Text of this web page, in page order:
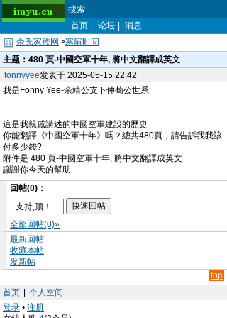
搜索
首页
论坛
消息
余氏家族网 >寒暄时间
主题： 480 頁-中國空軍十年, 將中文翻譯成英文
fonnyyee发表于 2025-05-15 22:42
我是Fonny Yee-余靖公支下仲荀公世系
這是我親戚講述的中國空軍建設的歷史
你能翻譯《中國空軍十年》嗎？總共480頁，請告訴我我該
付多少錢?
附件是 480 頁-中國空軍十年, 將中文翻譯成英文
謝謝你今天的幫助
回帖(0)：
全部回帖(0)»
最新回帖
收藏本帖
发新帖
top
首页
个人空间
登录 • 注册